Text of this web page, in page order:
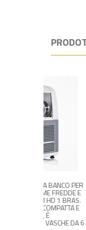
FROZEN
GRANITE-
FREDDE-
€